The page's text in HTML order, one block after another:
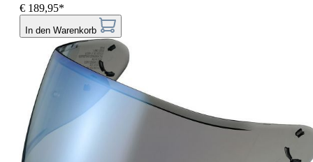
€ 189,95*
In den Warenkorb